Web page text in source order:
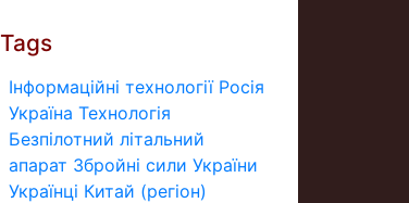
Tags
Інформаційні технології Росія
Україна Технологія
Безпілотний літальний
апарат Збройні сили України
Українці Китай (регіон)